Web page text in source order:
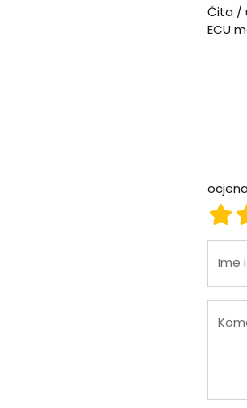
Čita /
ECU
ocjena
Ime